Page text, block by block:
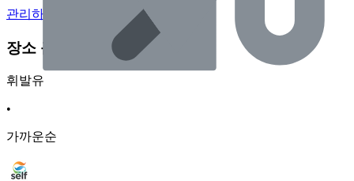
관리하기
장소 근처 주유소
휘발유
•
가까운순